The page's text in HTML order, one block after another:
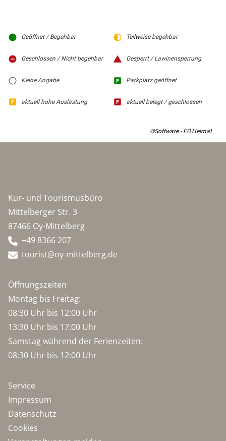
Geöffnet / Begehbar Teilweise begehbar
Geschlossen / Nicht begehbar Gesperrt / Lawinensperrung
Keine Angabe Parkplatz geöffnet
aktuell hohe Auslastung aktuell belegt / geschlossen
©Software - EO.Heimat
Kur- und Tourismusbüro
Mittelberger Str. 3
87466 Oy-Mittelberg
+49 8366 207
tourist@oy-mittelberg.de
Öffnungszeiten
Montag bis Freitag:
08:30 Uhr bis 12:00 Uhr
13:30 Uhr bis 17:00 Uhr
Samstag während der Ferienzeiten:
08:30 Uhr bis 12:00 Uhr
Service
Impressum
Datenschutz
Cookies